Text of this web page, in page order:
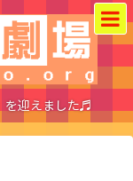
を迎えました♬